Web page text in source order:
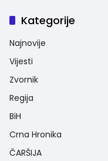
Kategorije
Najnovije
Vijesti
Zvornik
Regija
BiH
Crna Hronika
ČARŠIJA